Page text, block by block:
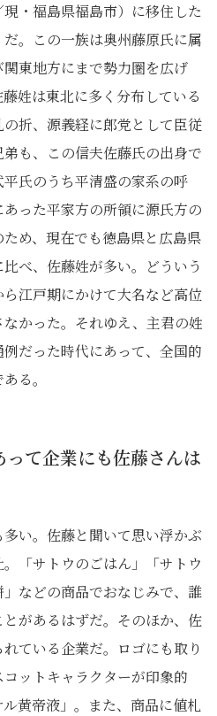
現・福島県福島市）に移住した
。この一族は奥州藤原氏に属
東地方にまで勢力圏を広げ
姓は東北に多く分布している
折、源義経に郎党として臣従
も、この信夫佐藤氏の出身で
氏のうち平清盛の家系の呼
った平家方の所領に源氏方の
め、現在でも徳島県と広島県
べ、佐藤姓が多い。どういう
江戸期にかけて大名など高位
かった。それゆえ、主君の姓
だった時代にあって、全国的
る。
て企業にも佐藤さんは
い。佐藤と聞いて思い浮かぶ
「サトウのごはん」「サトウ
などの商品でおなじみで、誰
があるはずだ。そのほか、佐
ている企業だ。ロゴにも取り
ットキャラクターが印象的
黄帝液」。また、商品に値札